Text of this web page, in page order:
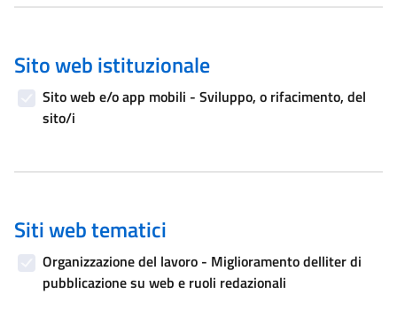
Sito web istituzionale
Sito web e/o app mobili - Sviluppo, o rifacimento, del
sito/i
Siti web tematici
Organizzazione del lavoro - Miglioramento delliter di
pubblicazione su web e ruoli redazionali